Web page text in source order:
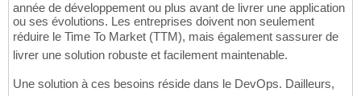
année de développement ou plus avant de livrer une application
ou ses évolutions. Les entreprises doivent non seulement
réduire le Time To Market (TTM), mais également sassurer de
livrer une solution robuste et facilement maintenable.
Une solution à ces besoins réside dans le DevOps. Dailleurs,